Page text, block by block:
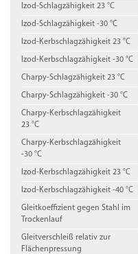
Izod-Schlagzähigkeit 23 °C
Izod-Schlagzähigkeit -30 °C
Izod-Kerbschlagzähigkeit 23 °C
Izod-Kerbschlagzähigkeit -30 °C
Charpy-Schlagzähigkeit 23 °C
Charpy-Schlagzähigkeit -30 °C
Charpy-Kerbschlagzähigkeit
23 °C
Charpy-Kerbschlagzähigkeit
-30 °C
Izod-Kerbschlagzähigkeit 23 °C
Izod-Kerbschlagzähigkeit -40 °C
Gleitkoeffizient gegen Stahl im
Trockenlauf
Gleitverschleiß relativ zur
Flächenpressung